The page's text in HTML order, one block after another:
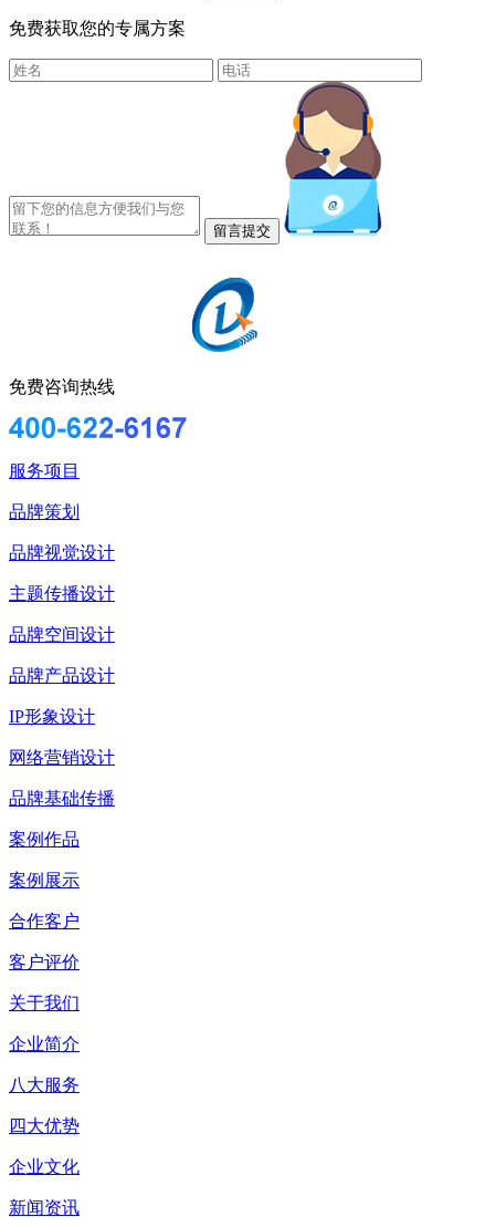
免费获取您的专属方案
免费咨询热线
服务项目
品牌策划
品牌视觉设计
主题传播设计
品牌空间设计
品牌产品设计
IP形象设计
网络营销设计
品牌基础传播
案例作品
案例展示
合作客户
客户评价
关于我们
企业简介
八大服务
四大优势
企业文化
新闻资讯